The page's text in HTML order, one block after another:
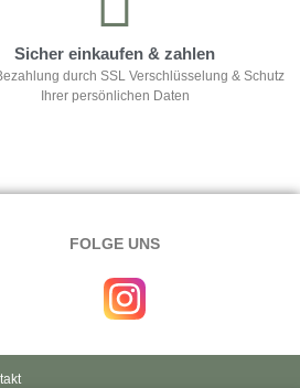
Sicher einkaufen & zahlen
durch SSL Verschlüsselung & Schutz
Ihrer persönlichen Daten
FOLGE UNS